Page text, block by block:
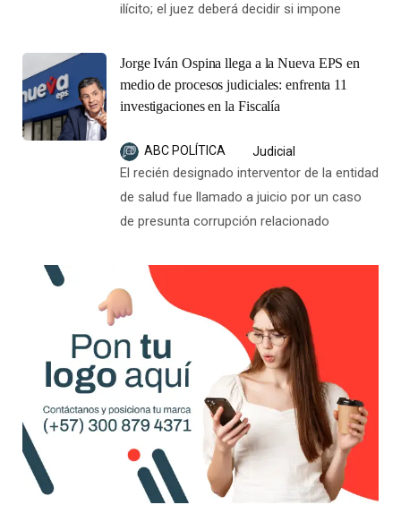
ilícito; el juez deberá decidir si impone
Jorge Iván Ospina llega a la Nueva EPS en
medio de procesos judiciales: enfrenta 11
investigaciones en la Fiscalía
ABC POLÍTICA Judicial
El recién designado interventor de la entidad
de salud fue llamado a juicio por un caso
de presunta corrupción relacionado